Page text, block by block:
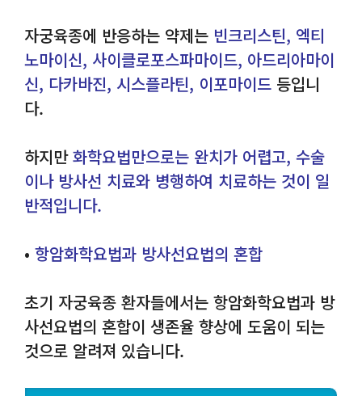
자궁육종에 반응하는 약제는 빈크리스틴, 엑티
노마이신, 사이클로포스파마이드, 아드리아마이
신, 다카바진, 시스플라틴, 이포마이드 등입니
다.
하지만화학요법만으로는 완치가 어렵고, 수술
이나 방사선 치료와 병행하여 치료하는 것이 일
반적입니다.
• 항암화학요법과 방사선요법의 혼합
초기 자궁육종 환자들에서는 항암화학요법과 방
사선요법의 혼합이 생존율 향상에 도움이 되는
것으로 알려져 있습니다.